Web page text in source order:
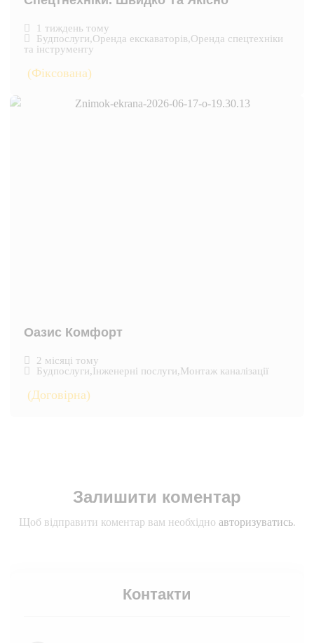
1 тиждень тому
Будпослуги,Оренда екскаваторів,Оренда спецтехніки
та інструменту
(Фіксована)
Оазис Комфорт
2 місяці тому
Будпослуги,Інженерні послуги,Монтаж каналізації
(Договірна)
Залишити коментар
Щоб відправити коментар вам необхідно авторизуватись.
Контакти